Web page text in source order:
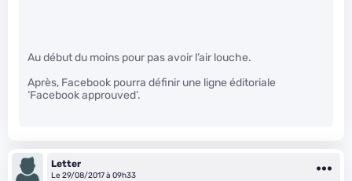
Au début du moins pour pas avoir l’air louche.
Après, Facebook pourra définir une ligne éditoriale
‘Facebook approuved’.
Letter
Le 29/08/2017 à 09h33